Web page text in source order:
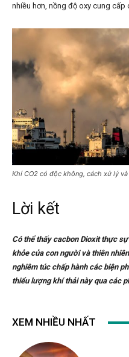
nhiều hơn, nồng độ oxy cung
Khí CO2 có độc không, cách xử lý
Lời kết
Có thể thấy cacbon Dioxit thực
khỏe của con người và thiên
nghiêm túc chấp hành các biện
thiểu lượng khí thải này qua các
XEM NHIỀU NHẤT